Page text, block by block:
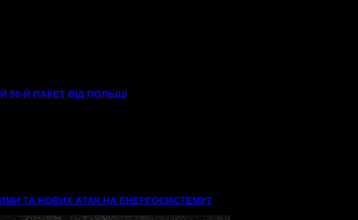
50-Й ПАКЕТ ВІД ПОЛЬЩІ
ТА НОВИХ АТАК НА ЕНЕРГОСИСТЕМУ?